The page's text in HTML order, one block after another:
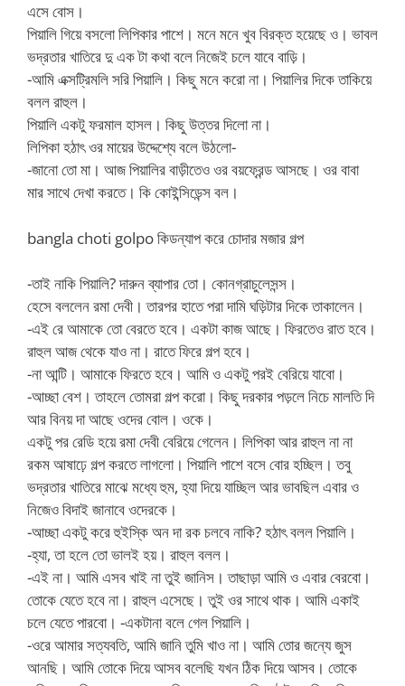
এসে বোস।
পিয়ালি গিয়ে বসলো লিপিকার পাশে। মনে মনে খুব বিরক্ত হয়েছে ও। ভাবল
ভদ্রতার খাতিরে দু এক টা কথা বলে নিজেই চলে যাবে বাড়ি।
-আমি এক্সট্রিমলি সরি পিয়ালি। কিছু মনে করো না। পিয়ালির দিকে তাকিয়ে
বলল রাহুল।
পিয়ালি একটু ফরমাল হাসল। কিছু উত্তর দিলো না।
লিপিকা হঠাৎ ওর মায়ের উদ্দেশ্যে বলে উঠলো-
-জানো তো মা। আজ পিয়ালির বাড়ীতেও ওর বয়ফ্রেন্ড আসছে। ওর বাবা
মার সাথে দেখা করতে। কি কোইন্সিডেন্স বল।
bangla choti golpo কিডন্যাপ করে চোদার মজার গল্প
-তাই নাকি পিয়ালি? দারুন ব্যাপার তো। কোনগ্রাচুলেসন্স।
হেসে বললেন রমা দেবী। তারপর হাতে পরা দামি ঘড়িটার দিকে তাকালেন।
-এই রে আমাকে তো বেরতে হবে। একটা কাজ আছে। ফিরতেও রাত হবে।
রাহুল আজ থেকে যাও না। রাতে ফিরে গল্প হবে।
-না আন্টি। আমাকে ফিরতে হবে। আমি ও একটু পরই বেরিয়ে যাবো।
-আচ্ছা বেশ। তাহলে তোমরা গল্প করো। কিছু দরকার পড়লে নিচে মালতি দি
আর বিনয় দা আছে ওদের বোল। ওকে।
একটু পর রেডি হয়ে রমা দেবী বেরিয়ে গেলেন। লিপিকা আর রাহুল না না
রকম আষাঢ়ে গল্প করতে লাগলো। পিয়ালি পাশে বসে বোর হচ্ছিল। তবু
ভদ্রতার খাতিরে মাঝে মধ্যে হুম, হ্যা দিয়ে যাচ্ছিল আর ভাবছিল এবার ও
নিজেও বিদাই জানাবে ওদেরকে।
-আচ্ছা একটু করে হুইস্কি অন দা রক চলবে নাকি? হঠাৎ বলল পিয়ালি।
-হ্যা, তা হলে তো ভালই হয়। রাহুল বলল।
-এই না। আমি এসব খাই না তুই জানিস। তাছাড়া আমি ও এবার বেরবো।
তোকে যেতে হবে না। রাহুল এসেছে। তুই ওর সাথে থাক। আমি একাই
চলে যেতে পারবো। -একটানা বলে গেল পিয়ালি।
-ওরে আমার সত্যবতি, আমি জানি তুমি খাও না। আমি তোর জন্যে জুস
আনছি। আমি তোকে দিয়ে আসব বলেছি যখন ঠিক দিয়ে আসব। তোকে